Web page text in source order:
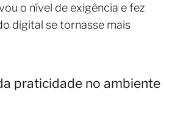
o nível de exigência e fez
digital se tornasse mais
praticidade no ambiente